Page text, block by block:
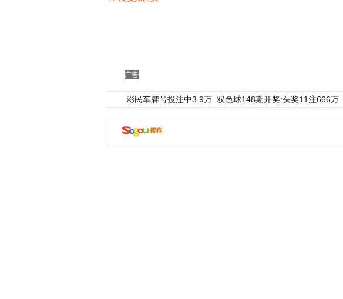
广告
彩民车牌号投注中3.9万 双色球148期开奖:头奖11注666万